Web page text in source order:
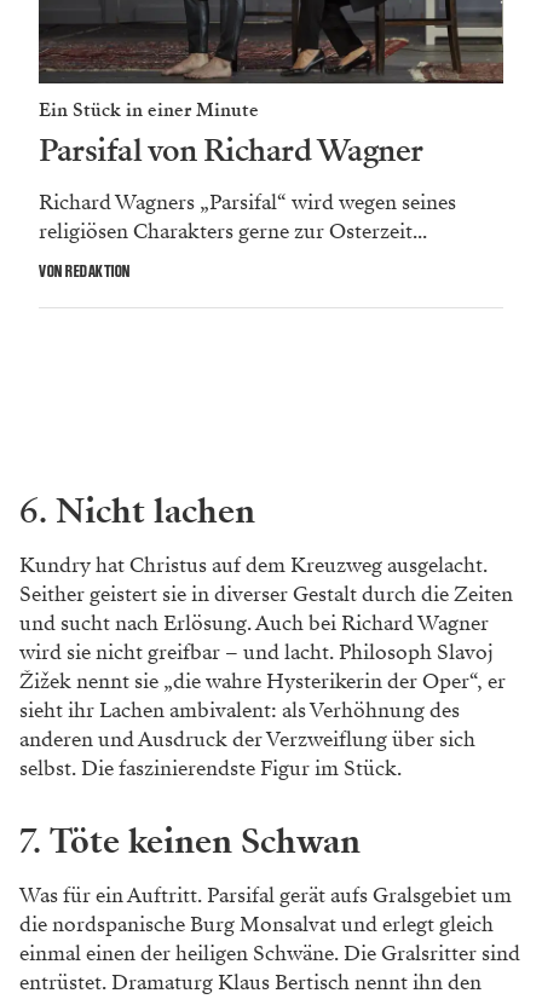
Ein Stück in einer Minute
Parsifal von Richard Wagner
Richard Wagners „Parsifal“ wird wegen seines
religiösen Charakters gerne zur Osterzeit...
VON REDAKTION
6. Nicht lachen
Kundry hat Christus auf dem Kreuzweg ausgelacht.
Seither geistert sie in diverser Gestalt durch die Zeiten
und sucht nach Erlösung. Auch bei Richard Wagner
wird sie nicht greifbar – und lacht. Philosoph Slavoj
Žižek nennt sie „die wahre Hysterikerin der Oper“, er
sieht ihr Lachen ambivalent: als Verhöhnung des
anderen und Ausdruck der Verzweiflung über sich
selbst. Die faszinierendste Figur im Stück.
7. Töte keinen Schwan
Was für ein Auftritt. Parsifal gerät aufs Gralsgebiet um
die nordspanische Burg Monsalvat und erlegt gleich
einmal einen der heiligen Schwäne. Die Gralsritter sind
entrüstet. Dramaturg Klaus Bertisch nennt ihn den